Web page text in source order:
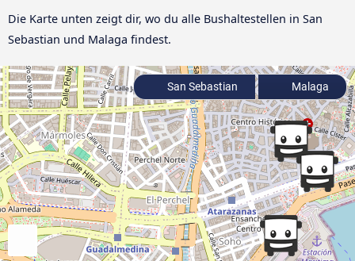
Die Karte unten zeigt dir, wo du alle Bushaltestellen in San
Sebastian und Malaga findest.
San Sebastian Malaga